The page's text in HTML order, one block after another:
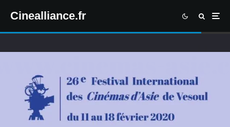
Cinealliance.fr